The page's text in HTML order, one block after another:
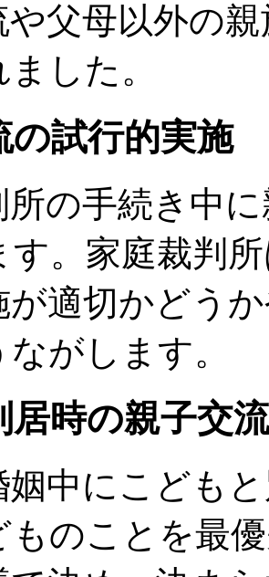
や父母以外の
した。
の試行的実施
所の手続き中
す。家庭裁判
が適切かどう
がします。
居時の親子交流
姻中にこども
ものことを最